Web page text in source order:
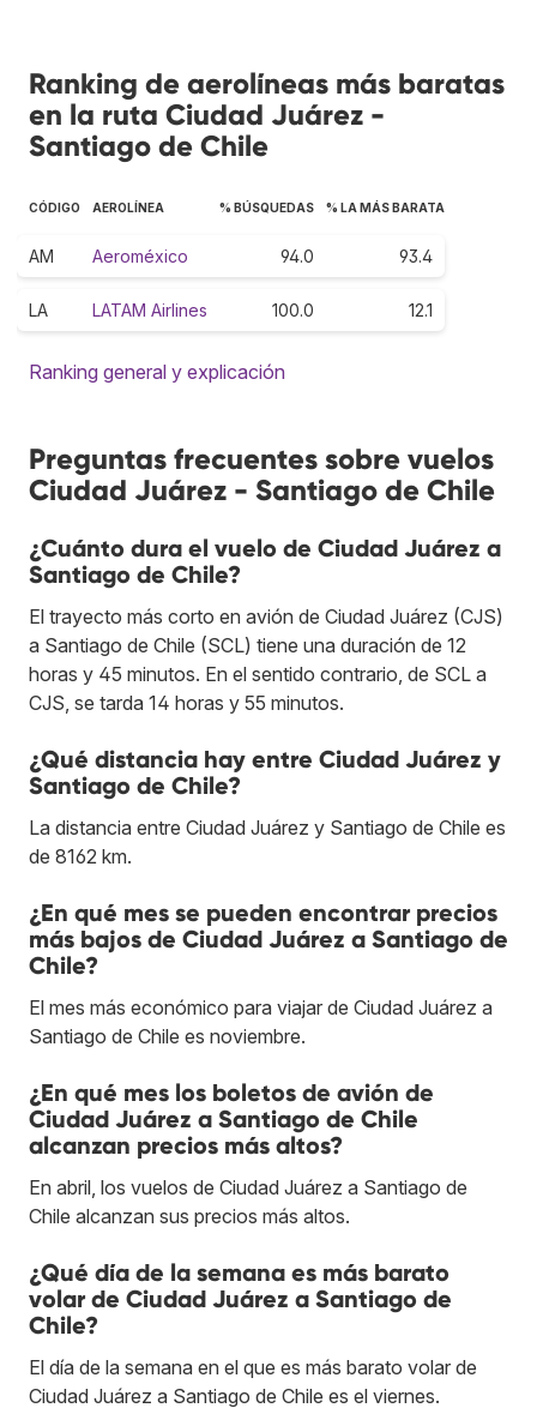
Ranking de aerolíneas más baratas
en la ruta Ciudad Juárez -
Santiago de Chile
CÓDIGO AEROLÍNEA % BÚSQUEDAS % LA MÁS BARATA
AM Aeroméxico 94.0 93.4
LA LATAM Airlines 100.0 12.1
Ranking general y explicación
Preguntas frecuentes sobre vuelos
Ciudad Juárez - Santiago de Chile
¿Cuánto dura el vuelo de Ciudad Juárez a
Santiago de Chile?
El trayecto más corto en avión de Ciudad Juárez (CJS)
a Santiago de Chile (SCL) tiene una duración de 12
horas y 45 minutos. En el sentido contrario, de SCL a
CJS, se tarda 14 horas y 55 minutos.
¿Qué distancia hay entre Ciudad Juárez y
Santiago de Chile?
La distancia entre Ciudad Juárez y Santiago de Chile es
de 8162 km.
¿En qué mes se pueden encontrar precios
más bajos de Ciudad Juárez a Santiago de
Chile?
El mes más económico para viajar de Ciudad Juárez a
Santiago de Chile es noviembre.
¿En qué mes los boletos de avión de
Ciudad Juárez a Santiago de Chile
alcanzan precios más altos?
En abril, los vuelos de Ciudad Juárez a Santiago de
Chile alcanzan sus precios más altos.
¿Qué día de la semana es más barato
volar de Ciudad Juárez a Santiago de
Chile?
El día de la semana en el que es más barato volar de
Ciudad Juárez a Santiago de Chile es el viernes.